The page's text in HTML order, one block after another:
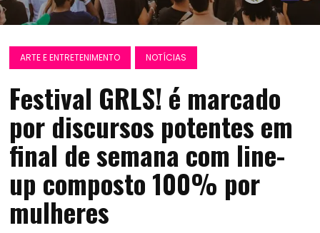
ARTE E ENTRETENIMENTO NOTÍCIAS
Festival GRLS! é marcado
por discursos potentes em
final de semana com line-
up composto 100% por
mulheres